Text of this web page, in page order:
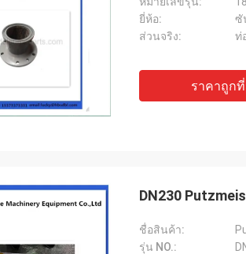
ยี่ห้อ:
ซั
ส่วนจริง:
ท่
ราคาถูก
DN230
ชื่อสินค้า:
รุ่น NO.: